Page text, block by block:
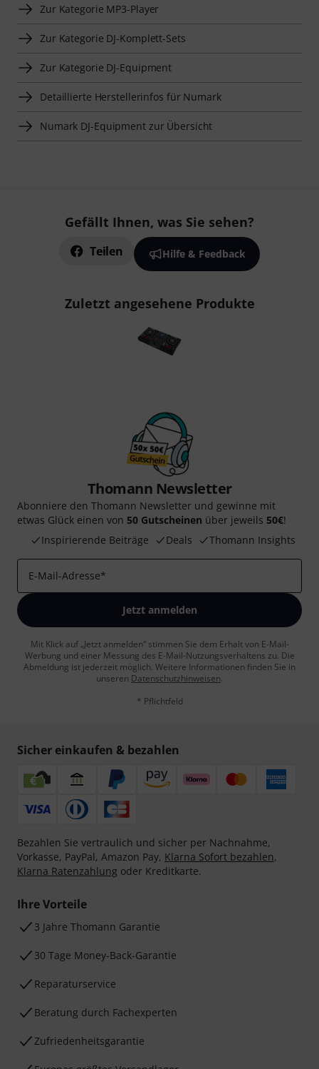
Zur Kategorie MP3-Player
Zur Kategorie DJ-Komplett-Sets
Zur Kategorie DJ-Equipment
Detaillierte Herstellerinfos für Numark
Numark DJ-Equipment zur Übersicht
Gefällt Ihnen, was Sie sehen?
Teilen Hilfe & Feedback
Zuletzt angesehene Produkte
Thomann Newsletter
Abonniere den Thomann Newsletter und gewinne mit
etwas Glück einen von 50 Gutscheinen über jeweils 50€!
Inspirierende Beiträge
Deals Thomann Insights
E-Mail-Adresse*
Jetzt anmelden
Mit Klick auf „Jetzt anmelden“ stimmen Sie dem Erhalt von E-Mail-
Werbung und einer Messung des E-Mail-Nutzungsverhaltens zu. Die
Abmeldung ist jederzeit möglich. Weitere Informationen finden Sie in
unseren Datenschutzhinweisen.
* Pflichtfeld
Sicher einkaufen & bezahlen
Bezahlen Sie vertraulich und sicher per Nachnahme,
Vorkasse, PayPal, Amazon Pay, Klarna Sofort bezahlen,
Klarna Ratenzahlung oder Kreditkarte.
Ihre Vorteile
3 Jahre Thomann Garantie
30 Tage Money-Back-Garantie
Reparaturservice
Beratung durch Fachexperten
Zufriedenheitsgarantie